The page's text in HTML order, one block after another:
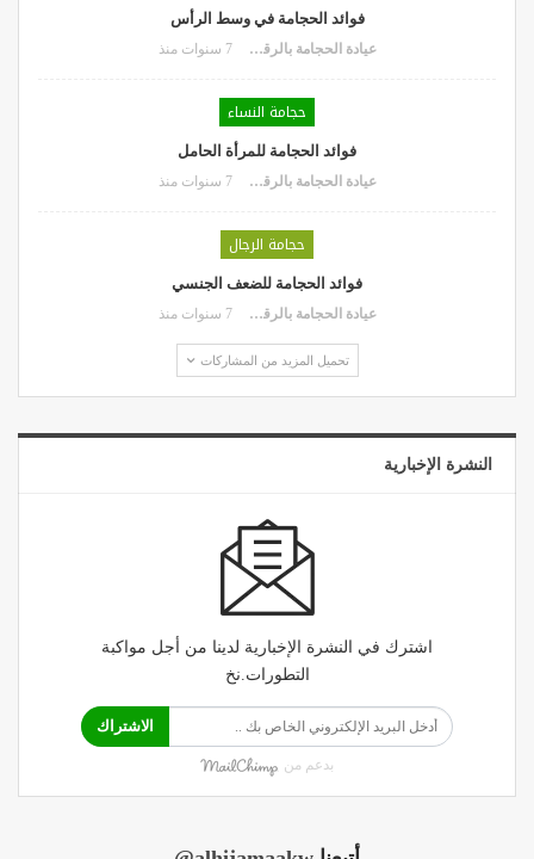
فوائد الحجامة في وسط الرأس
عيادة الحجامة بالرقعي 7 سنوات منذ
حجامة النساء
فوائد الحجامة للمرأة الحامل
عيادة الحجامة بالرقعي 7 سنوات منذ
حجامة الرجال
فوائد الحجامة للضعف الجنسي
عيادة الحجامة بالرقعي 7 سنوات منذ
تحميل المزيد من المشاركات
النشرة الإخبارية
اشترك في النشرة الإخبارية لدينا من أجل مواكبة
التطورات.نخ
الاشتراك
بدعم من